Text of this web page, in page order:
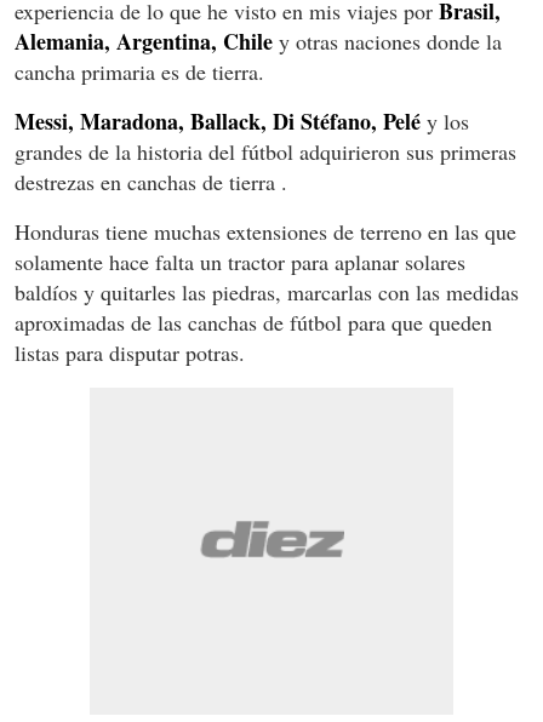
experiencia de lo que he visto en mis viajes por Brasil,
Alemania, Argentina, Chile y otras naciones donde la
cancha primaria es de tierra.
Messi, Maradona, Ballack, Di Stéfano, Pelé y los
grandes de la historia del fútbol adquirieron sus primeras
destrezas en canchas de tierra .
Honduras tiene muchas extensiones de terreno en las que
solamente hace falta un tractor para aplanar solares
baldíos y quitarles las piedras, marcarlas con las medidas
aproximadas de las canchas de fútbol para que queden
listas para disputar potras.